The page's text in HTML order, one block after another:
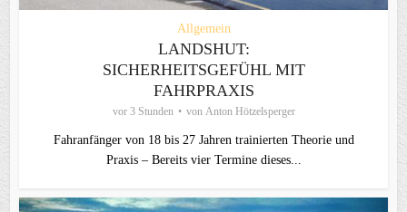
Allgemein
LANDSHUT:
SICHERHEITSGEFÜHL MIT
FAHRPRAXIS
vor 3 Stunden von Anton Hötzelsperger
Fahranfänger von 18 bis 27 Jahren trainierten Theorie und
Praxis – Bereits vier Termine dieses...